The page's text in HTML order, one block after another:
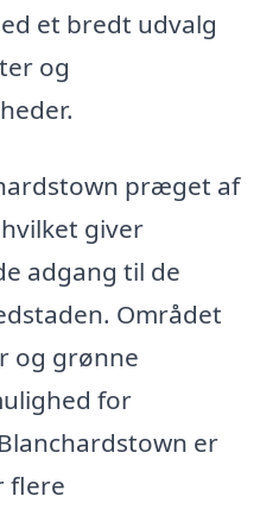
et bredt udvalg
og
præget af
giver
adgang til de
Området
og grønne
for
er
flere